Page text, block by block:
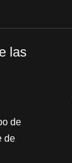
las
de
de